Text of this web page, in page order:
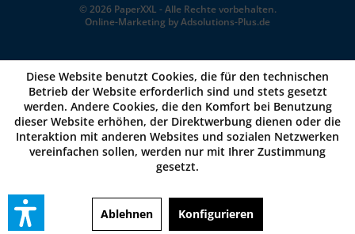
© 2026 PaperXXL - Alle Rechte vorbehalten.
Online-Marketing byAdsolutions-Plus.de
Diese Website benutzt Cookies, die für den technischen
Betrieb der Website erforderlich sind und stets gesetzt
werden. Andere Cookies, die den Komfort bei Benutzung
dieser Website erhöhen, der Direktwerbung dienen oder die
Interaktion mit anderen Websites und sozialen Netzwerken
vereinfachen sollen, werden nur mit Ihrer Zustimmung
gesetzt.
Ablehnen Konfigurieren